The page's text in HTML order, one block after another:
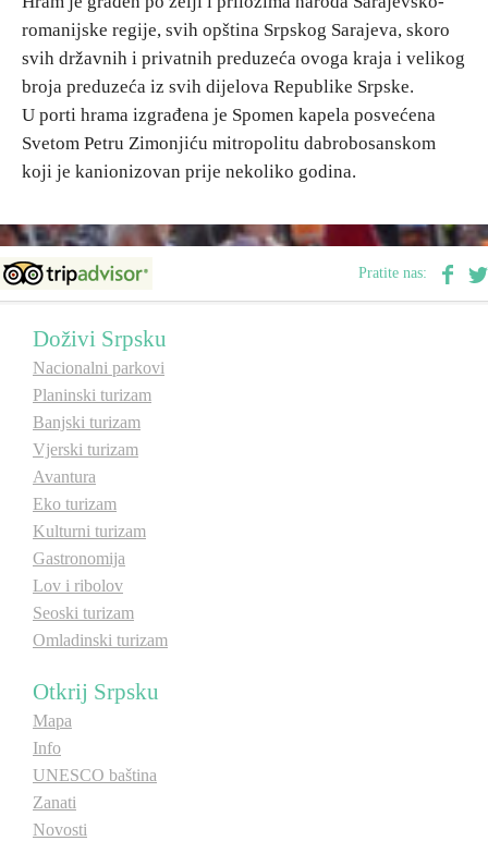
Manifestacije
Smještaj
Multimedija
Video
Otkrij Srpsku
romanijske regije, svih opština Srpskog Sarajeva, skoro
svih državnih i privatnih preduzeća ovoga kraja i velikog
broja preduzeća iz svih dijelova Republike Srpske.
U porti hrama izgrađena je Spomen kapela posvećena
Svetom Petru Zimonjiću mitropolitu dabrobosanskom
koji je kanionizovan prije nekoliko godina.
Pratite nas:
Doživi Srpsku
Nacionalni parkovi
Planinski turizam
Banjski turizam
Vjerski turizam
Avantura
Eko turizam
Kulturni turizam
Gastronomija
Lov i ribolov
Seoski turizam
Omladinski turizam
Otkrij Srpsku
Mapa
Info
UNESCO baština
Zanati
Novosti